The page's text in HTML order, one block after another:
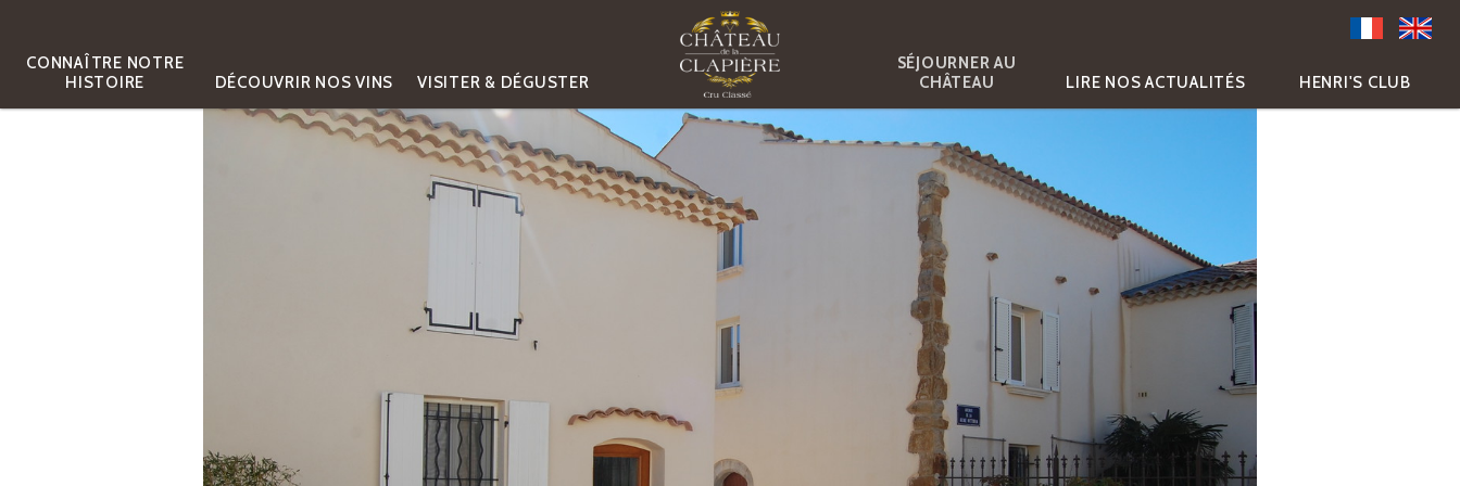
CONNAÎTRE NOTRE
HISTOIRE
DÉCOUVRIR NOS VINS VISITER & DÉGUSTER
SÉJOURNER AU
CHÂTEAU
LIRE NOS ACTUALITÉS HENRI'S CLUB